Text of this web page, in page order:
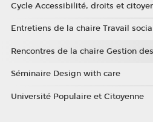
Cycle Accessibilité, droits et
Entretiens de la chaire Travail
Rencontres de la chaire Gestion
Séminaire Design with care
Université Populaire et Citoyenne